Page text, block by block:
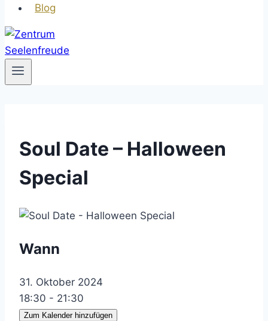
Blog
Soul Date – Halloween
Special
Wann
31. Oktober 2024
18:30 - 21:30
Zum Kalender hinzufügen